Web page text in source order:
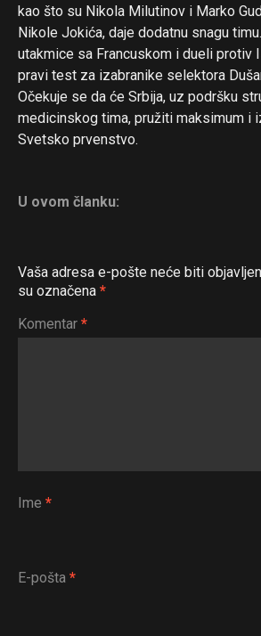
kao što su Nikola Milutinov i Marko
Nikole Jokića, daje dodatnu snagu
utakmice sa Francuskom i dueli protiv
pravi test za izabranike selektora
Očekuje se da će Srbija, uz podršku
medicinskog tima, pružiti maksimum i
Svetsko prvenstvo.
U ovom članku:
Vaša adresa e-pošte neće biti
su označena *
Komentar *
Ime *
E-pošta *